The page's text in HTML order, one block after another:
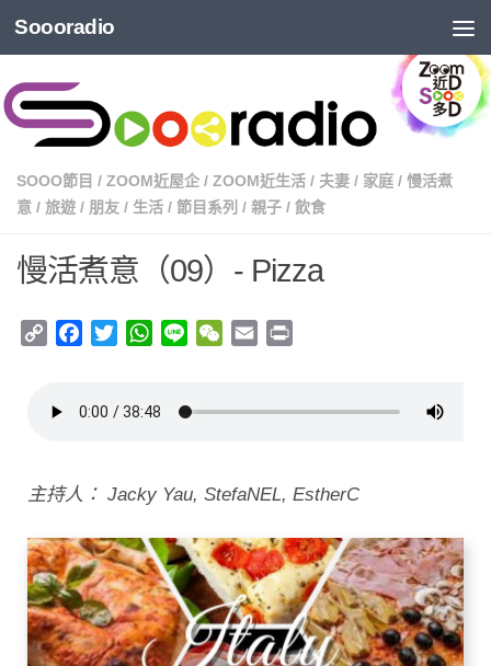
Soooradio
SOOO節目 / ZOOM近屋企 / ZOOM近生活 / 夫妻 / 家庭 / 慢活煮
意 / 旅遊 / 朋友 / 生活 / 節目系列 / 親子 / 飲食
慢活煮意（09）- Pizza
Copy
Facebook
TwitterWhatsApp
Line WeChat
Email
主持人： Jacky Yau, StefaNEL, EstherC